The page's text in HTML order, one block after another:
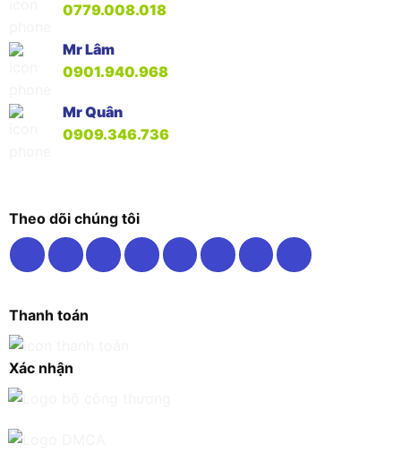
0779.008.018
Mr Lâm
0901.940.968
Mr Quân
0909.346.736
Theo dõi chúng tôi
Thanh toán
Xác nhận